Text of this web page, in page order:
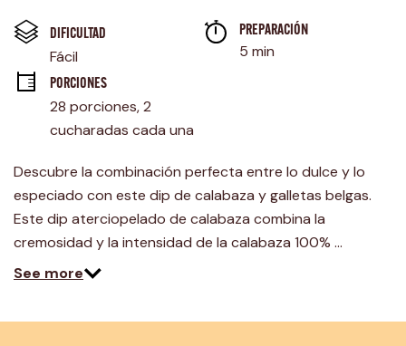
en
la
misma
página.
DIFICULTAD
Fácil
PREPARACIÓN
5 min
PORCIONES
28 porciones, 2
cucharadas cada una
Descubre la combinación perfecta entre lo dulce y lo
especiado con este dip de calabaza y galletas belgas.
Este dip aterciopelado de calabaza combina la
cremosidad y la intensidad de la calabaza 100% …
See more